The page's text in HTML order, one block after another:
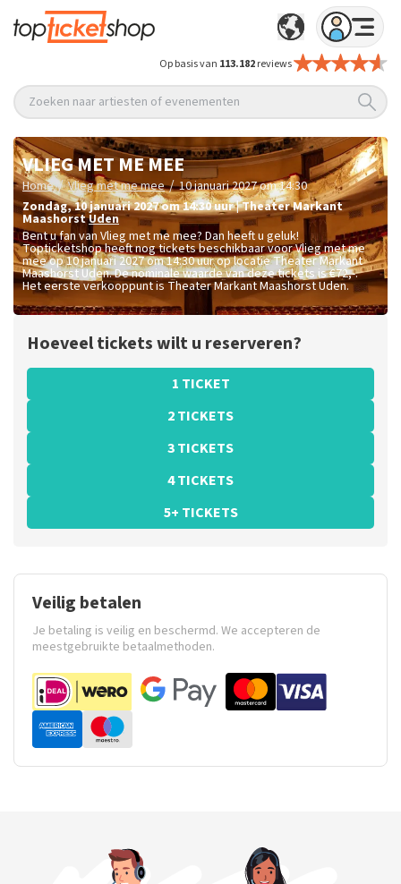
Op basis van 113.182reviews
Zoeken naar artiesten of evenementen
VLIEG MET ME MEE
Home / Vlieg met me mee / 10 januari 2027 om 14:30
zondag,10 januari 2027 om 14:30uur|Theater Markant
MaashorstUden
Bent u fan van Vlieg met me mee? Dan heeft u geluk!
Topticketshop heeft nog tickets beschikbaar voor Vlieg met me
mee op 10 januari 2027 om 14:30 uur op locatie Theater Markant
Maashorst Uden. De nominale waarde van deze tickets is€72,-.
Het eerste verkooppunt is Theater Markant Maashorst Uden.
Hoeveel tickets wilt u reserveren?
1 TICKET
2 TICKETS
3 TICKETS
4 TICKETS
5+ TICKETS
Veilig betalen
Je betaling is veilig en beschermd. We accepteren de
meestgebruikte betaalmethoden.